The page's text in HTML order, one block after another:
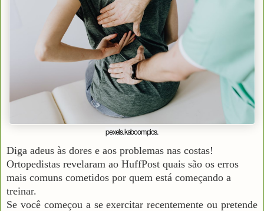
pexels.kaboompics.
Diga adeus às dores e aos problemas nas costas!
Ortopedistas revelaram ao HuffPost quais são os erros
mais comuns cometidos por quem está começando a
treinar.
Se você começou a se exercitar recentemente ou pretende